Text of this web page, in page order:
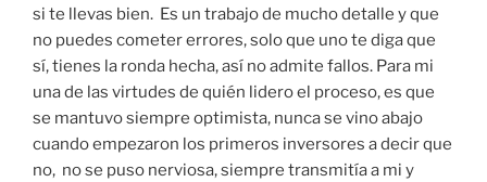
si te llevas bien. Es un trabajo de mucho detalle y que
no puedes cometer errores, solo que uno te diga que
sí, tienes la ronda hecha, así no admite fallos. Para mi
una de las virtudes de quién lidero el proceso, es que
se mantuvo siempre optimista, nunca se vino abajo
cuando empezaron los primeros inversores a decir que
no, no se puso nerviosa, siempre transmitía a mi y